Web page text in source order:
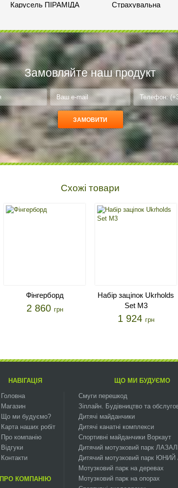
Карусель ПІРАМІДА
Страхувальна
10 400грн
Замовляйте наш продукт
Схожі товари
Фінгерборд
2 860 грн
Набір заціпок Ukrholds
Set M3
1 924 грн
НАВІГАЦІЯ
Головна
Магазин
Що ми будуємо?
Карта наших робіт
Про компанію
Відгуки
Контакти
ПРО КОМПАНІЮ
ЩО МИ БУДУЄМО
Смуги перешкод
Зіплайн. Будівництво та
Дитячі майданчики
Дитячі канатні комплекси
Спортивні майданчики Воркаут
Дитячий мотузковий парк
Дитячий мотузковий парк
Мотузковий парк на деревах
Мотузковий парк на опорах